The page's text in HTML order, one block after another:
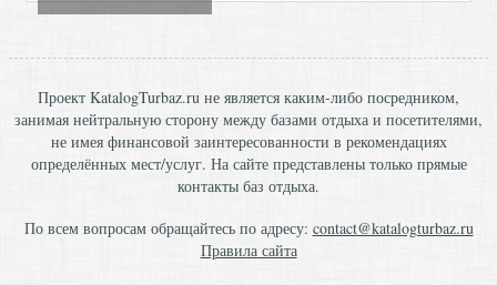
Проект KatalogTurbaz.ru не является каким-либо посредником,
занимая нейтральную сторону между базами отдыха и посетителями,
не имея финансовой заинтересованности в рекомендациях
определённых мест/услуг. На сайте представлены только прямые
контакты баз отдыха.
По всем вопросам обращайтесь по адресу: contact@katalogturbaz.ru
Правила сайта